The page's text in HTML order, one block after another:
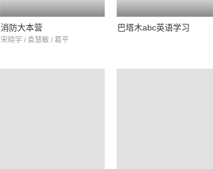
消防大本营
宋晓宇 / 袁慧敏 / 葛平
巴塔木abc英语学习